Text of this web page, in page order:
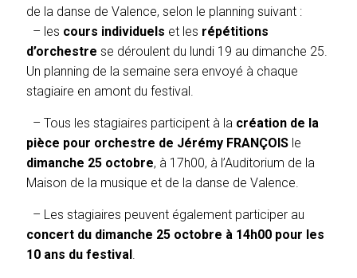
de la danse de Valence, selon le planning suivant :
– les cours individuels et les répétitions
d’orchestre se déroulent du lundi 19 au dimanche 25.
Un planning de la semaine sera envoyé à chaque
stagiaire en amont du festival.
– Tous les stagiaires participent à la création de la
pièce pour orchestre de Jérémy FRANÇOIS le
dimanche 25 octobre, à 17h00, à l’Auditorium de la
Maison de la musique et de la danse de Valence.
– Les stagiaires peuvent également participer au
concert du dimanche 25 octobre à 14h00 pour les
10 ans du festival.